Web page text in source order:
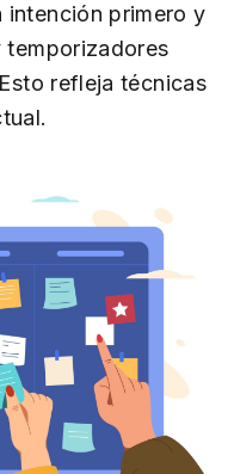
intención primero y
refleja técnicas